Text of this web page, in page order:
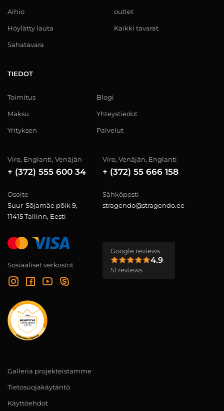
Aihio
Höylätty lauta
Sahatavara
outlet
Kaikki tavarat
TIEDOT
Toimitus
Maksu
Yrityksen
Blogi
Yhteystiedot
Palvelut
Viro, Englanti, Venäjän
+ (372) 555 600 34
Viro, Venäjän, Englanti
+ (372) 55 666 158
Osoite
Suur-Sõjamäe põik 9,
11415 Tallinn, Eesti
Sähköposti
stragendo@stragendo.ee
Sosiaaliset verkostot
Google reviews
4.9
51 reviews
Galleria projekteistamme
Tietosuojakäytäntö
Käyttöehdot